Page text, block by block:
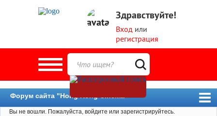
Здравствуйте!
Вход или
регистрация
Форум сайта "Hong Kong Cinema"
Вы не вошли. Пожалуйста, войдите или зарегистрируйтесь.